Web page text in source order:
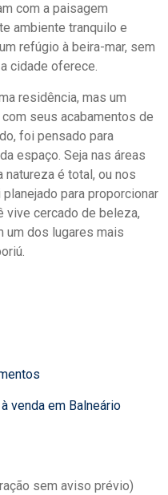
com a paisagem
ambiente tranquilo e
refúgio à beira-mar, sem
cidade oferece.
residência, mas um
seus acabamentos de
foi pensado para
espaço. Seja nas áreas
natureza é total, ou nos
para proporcionar
vive cercado de beleza,
um dos lugares mais
venda em Balneário
sem aviso prévio)